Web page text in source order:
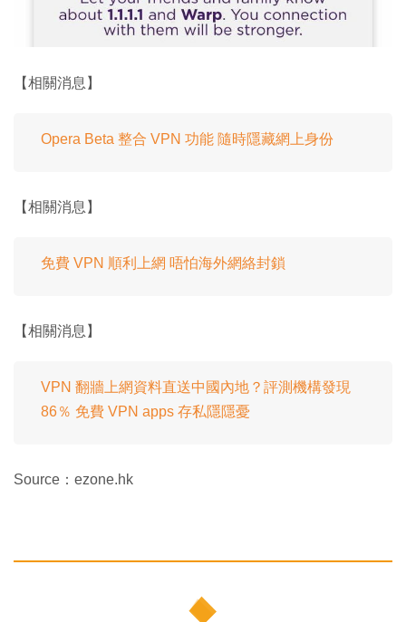
【相關消息】
Opera Beta 整合 VPN 功能 隨時隱藏網上身份
【相關消息】
免費 VPN 順利上網 唔怕海外網絡封鎖
【相關消息】
VPN 翻牆上網資料直送中國內地？評測機構發現
86％ 免費 VPN apps 存私隱隱憂
Source：ezone.hk